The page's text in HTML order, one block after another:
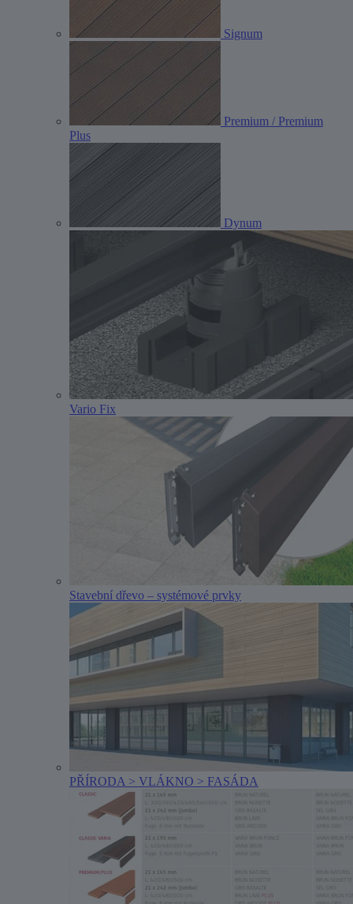
Signum
Premium / Premium
Plus
Dynum
Vario Fix
Stavební dřevo – systémové prvky
PŘÍRODA > VLÁKNO > FASÁDA